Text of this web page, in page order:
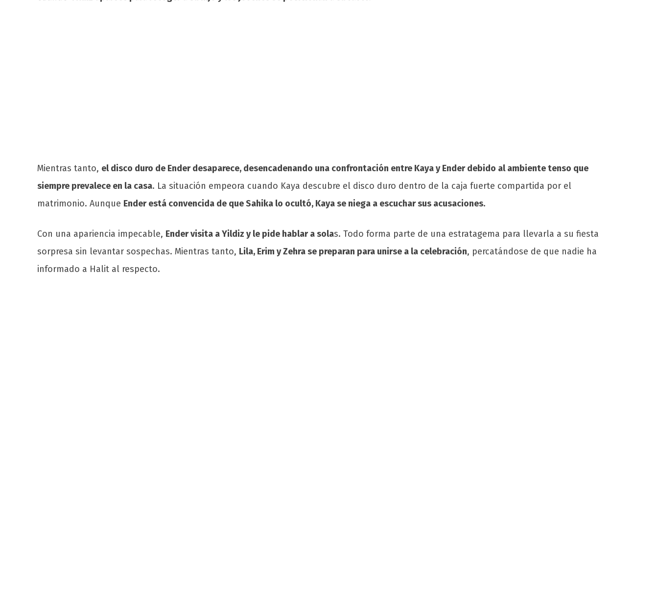
Mientras tanto, el disco duro de Ender desaparece, desencadenando una confrontación entre Kaya y Ender debido al ambiente tenso que
siempre prevalece en la casa. La situación empeora cuando Kaya descubre el disco duro dentro de la caja fuerte compartida por el
matrimonio. Aunque Ender está convencida de que Sahika lo ocultó, Kaya se niega a escuchar sus acusaciones.
Con una apariencia impecable, Ender visita a Yildiz y le pide hablar a solas. Todo forma parte de una estratagema para llevarla a su fiesta
sorpresa sin levantar sospechas. Mientras tanto, Lila, Erim y Zehra se preparan para unirse a la celebración, percatándose de que nadie ha
informado a Halit al respecto.